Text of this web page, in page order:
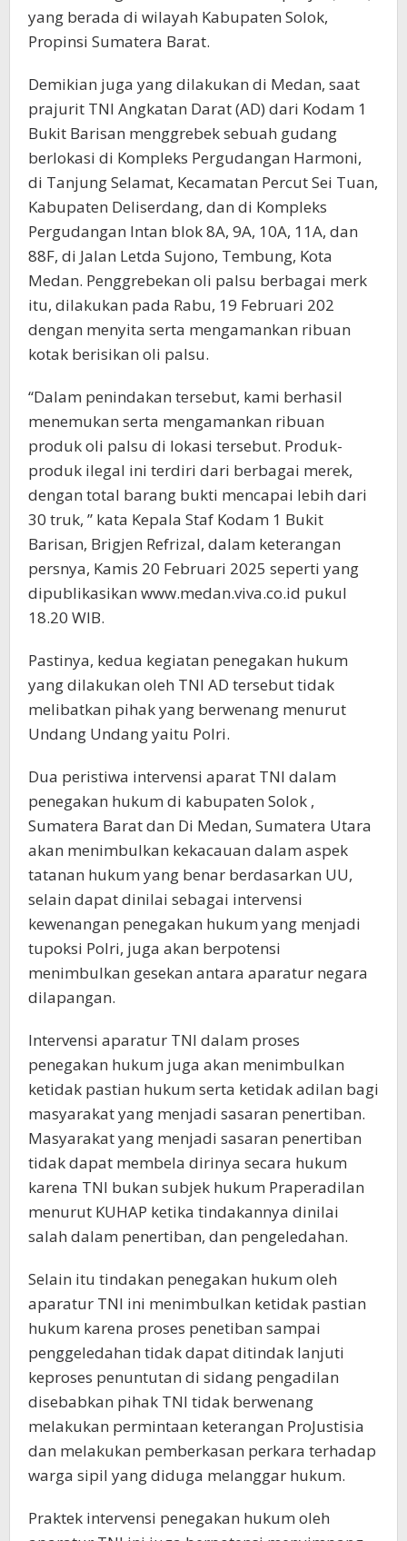
yang berada di wilayah Kabupaten Solok,
Propinsi Sumatera Barat.
Demikian juga yang dilakukan di Medan, saat
prajurit TNI Angkatan Darat (AD) dari Kodam 1
Bukit Barisan menggrebek sebuah gudang
berlokasi di Kompleks Pergudangan Harmoni,
di Tanjung Selamat, Kecamatan Percut Sei Tuan,
Kabupaten Deliserdang, dan di Kompleks
Pergudangan Intan blok 8A, 9A, 10A, 11A, dan
88F, di Jalan Letda Sujono, Tembung, Kota
Medan. Penggrebekan oli palsu berbagai merk
itu, dilakukan pada Rabu, 19 Februari 202
dengan menyita serta mengamankan ribuan
kotak berisikan oli palsu.
“Dalam penindakan tersebut, kami berhasil
menemukan serta mengamankan ribuan
produk oli palsu di lokasi tersebut. Produk-
produk ilegal ini terdiri dari berbagai merek,
dengan total barang bukti mencapai lebih dari
30 truk, ” kata Kepala Staf Kodam 1 Bukit
Barisan, Brigjen Refrizal, dalam keterangan
persnya, Kamis 20 Februari 2025 seperti yang
dipublikasikan www.medan.viva.co.id pukul
18.20 WIB.
Pastinya, kedua kegiatan penegakan hukum
yang dilakukan oleh TNI AD tersebut tidak
melibatkan pihak yang berwenang menurut
Undang Undang yaitu Polri.
Dua peristiwa intervensi aparat TNI dalam
penegakan hukum di kabupaten Solok ,
Sumatera Barat dan Di Medan, Sumatera Utara
akan menimbulkan kekacauan dalam aspek
tatanan hukum yang benar berdasarkan UU,
selain dapat dinilai sebagai intervensi
kewenangan penegakan hukum yang menjadi
tupoksi Polri, juga akan berpotensi
menimbulkan gesekan antara aparatur negara
dilapangan.
Intervensi aparatur TNI dalam proses
penegakan hukum juga akan menimbulkan
ketidak pastian hukum serta ketidak adilan bagi
masyarakat yang menjadi sasaran penertiban.
Masyarakat yang menjadi sasaran penertiban
tidak dapat membela dirinya secara hukum
karena TNI bukan subjek hukum Praperadilan
menurut KUHAP ketika tindakannya dinilai
salah dalam penertiban, dan pengeledahan.
Selain itu tindakan penegakan hukum oleh
aparatur TNI ini menimbulkan ketidak pastian
hukum karena proses penetiban sampai
penggeledahan tidak dapat ditindak lanjuti
keproses penuntutan di sidang pengadilan
disebabkan pihak TNI tidak berwenang
melakukan permintaan keterangan ProJustisia
dan melakukan pemberkasan perkara terhadap
warga sipil yang diduga melanggar hukum.
Praktek intervensi penegakan hukum oleh